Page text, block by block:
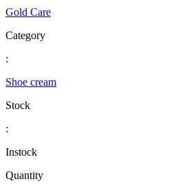
Gold Care
Category
:
Shoe cream
Stock
:
Instock
Quantity